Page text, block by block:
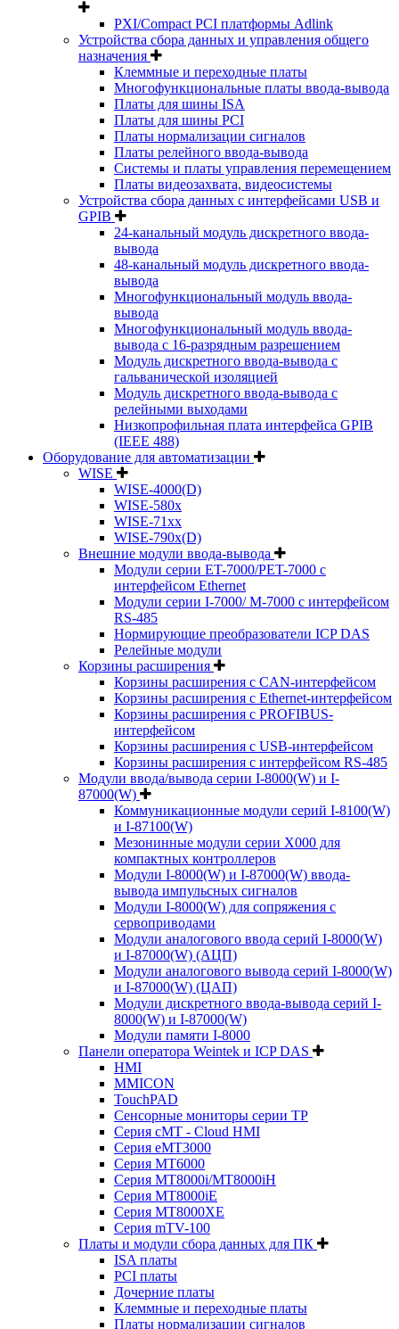
PXI/Compact PCI платформы Adlink
Устройства сбора данных и управления общего
назначения
Клеммные и переходные платы
Многофункциональные платы ввода-вывода
Платы для шины ISA
Платы для шины PCI
Платы нормализации сигналов
Платы релейного ввода-вывода
Системы и платы управления перемещением
Платы видеозахвата, видеосистемы
Устройства сбора данных с интерфейсами USB и
GPIB
24-канальный модуль дискретного ввода-
вывода
48-канальный модуль дискретного ввода-
вывода
Многофункциональный модуль ввода-
вывода
Многофункциональный модуль ввода-
вывода c 16-разрядным разрешением
Модуль дискретного ввода-вывода с
гальванической изоляцией
Модуль дискретного ввода-вывода с
релейными выходами
Низкопрофильная плата интерфейса GPIB
(IEEE 488)
Оборудование для автоматизации
WISE
WISE-4000(D)
WISE-580x
WISE-71xx
WISE-790x(D)
Внешние модули ввода-вывода
Модули серии ET-7000/PET-7000 с
интерфейсом Ethernet
Модули серии I-7000/ M-7000 с интерфейсом
RS-485
Нормирующие преобразователи ICP DAS
Релейные модули
Корзины расширения
Корзины расширения с CAN-интерфейсом
Корзины расширения с Ethernet-интерфейсом
Корзины расширения с PROFIBUS-
интерфейсом
Корзины расширения с USB-интерфейсом
Корзины расширения с интерфейсом RS-485
Модули ввода/вывода серии I-8000(W) и I-
87000(W)
Коммуникационные модули серий I-8100(W)
и I-87100(W)
Мезонинные модули серии X000 для
компактных контроллеров
Модули I-8000(W) и I-87000(W) ввода-
вывода импульсных сигналов
Модули I-8000(W) для сопряжения с
сервоприводами
Модули аналогового ввода серий I-8000(W)
и I-87000(W) (АЦП)
Модули аналогового вывода серий I-8000(W)
и I-87000(W) (ЦАП)
Модули дискретного ввода-вывода серий I-
8000(W) и I-87000(W)
Модули памяти I-8000
Панели оператора Weintek и ICP DAS
HMI
MMICON
TouchPAD
Сенсорные мониторы серии TP
Серия cMT - Cloud HMI
Серия eMT3000
Серия MT6000
Серия MT8000i/MT8000iH
Серия MT8000iE
Серия MT8000XE
Серия mTV-100
Платы и модули сбора данных для ПК
ISA платы
PCI платы
Дочерние платы
Клеммные и переходные платы
Платы нормализации сигналов